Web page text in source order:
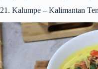
21. Kalumpe – Kalimantan